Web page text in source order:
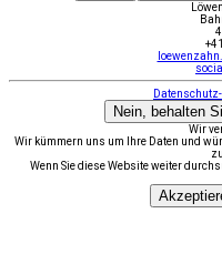
Nein, behalten
Wir
Wir kümmern uns um Ihre Daten und
Wenn Sie diese Website weiter